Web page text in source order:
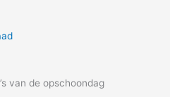
van de opschoondag